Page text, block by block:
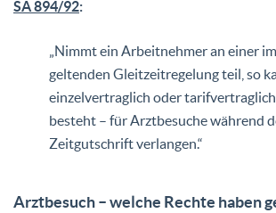
SA 894/92:
„Nimmt ein Arbeitnehmer an einer
geltenden Gleitzeitregelung teil, so
einzelvertraglich oder
besteht – für Arztbesuche während
Zeitgutschrift verlangen.“
Arztbesuch – welche Rechte haben